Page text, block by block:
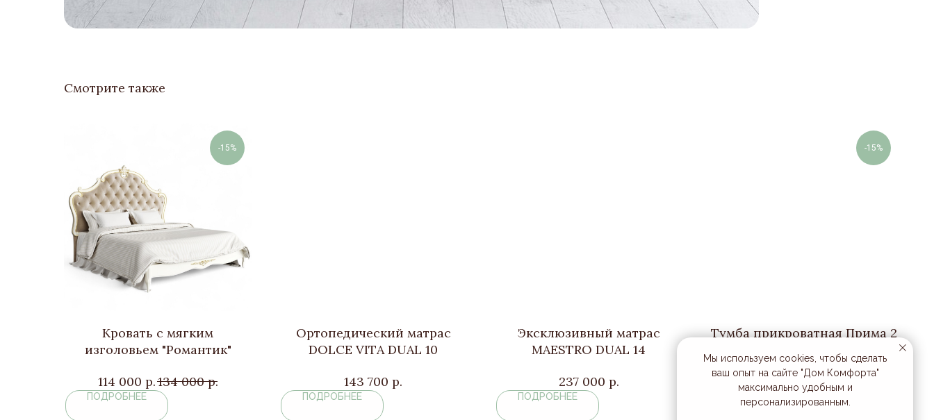
Смотрите также
-15%
Кровать с мягким
изголовьем "Романтик"
114 000 р.134 000 р.
ПОДРОБНЕЕ
Ортопедический матрас
DOLCE VITA DUAL 10
143 700 р.
ПОДРОБНЕЕ
Эксклюзивный матрас
MAESTRO DUAL 14
237 000 р.
ПОДРОБНЕЕ
-15%
Тумба прикроватная Прима 2
63 000 р. 74 000 р.
Мы используем cookies, чтобы сделать
ваш опыт на сайте "Дом Комфорта"
максимально удобным и
персонализированным.